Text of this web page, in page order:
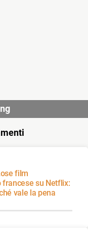
su Netflix:
vale la pena